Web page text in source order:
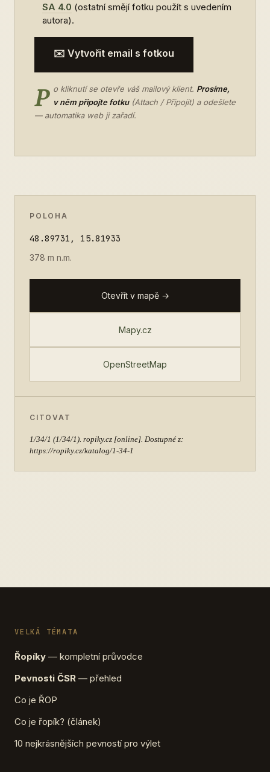
SA 4.0 (ostatní smějí fotku použít s uvedením
autora).
✉️ Vytvořit email s fotkou
P o kliknutí se otevře váš mailový klient. Prosíme,
v něm připojte fotku(Attach / Připojit) a odešlete
— automatika web ji zařadí.
POLOHA
48.89731, 15.81933
378 m n.m.
Otevřít v mapě →
Mapy.cz
OpenStreetMap
CITOVAT
1/34/1 (1/34/1). ropiky.cz [online]. Dostupné z:
https://ropiky.cz/katalog/1-34-1
VELKÁ TÉMATA
Řopíky — kompletní průvodce
Pevnosti ČSR — přehled
Co je ŘOP
Co je řopík? (článek)
10 nejkrásnějších pevností pro výlet